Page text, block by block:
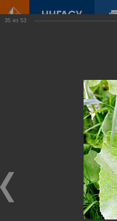
выставки
35 из 53